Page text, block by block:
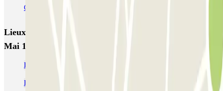
Q-Park Beaumond
Lieux et événements intéressants à proximité Q-Park 8
Mai 1945
Parking relais Marseille
Parking Stade Vélodrome de Marseille | Parclick